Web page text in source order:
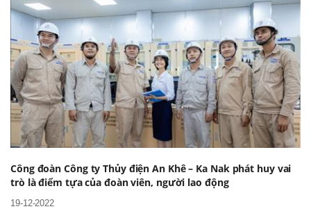
Công đoàn Công ty Thủy điện An Khê – Ka Nak phát huy vai
trò là điểm tựa của đoàn viên, người lao động
19-12-2022